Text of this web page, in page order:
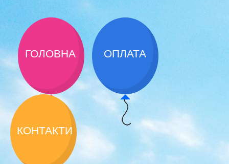
ГОЛОВНА ОПЛАТА
КОНТАКТИ